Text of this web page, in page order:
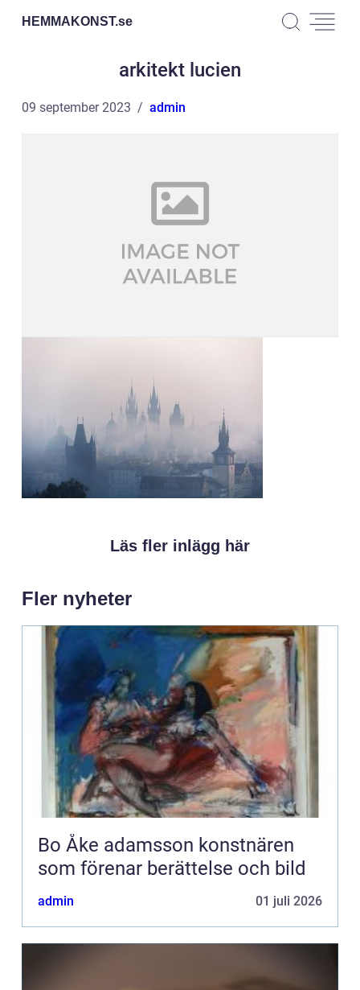
HEMMAKONST.se
arkitekt lucien
09 september 2023 admin
Läs fler inlägg här
Fler nyheter
Bo Åke adamsson konstnären
som förenar berättelse och bild
admin 01 juli 2026